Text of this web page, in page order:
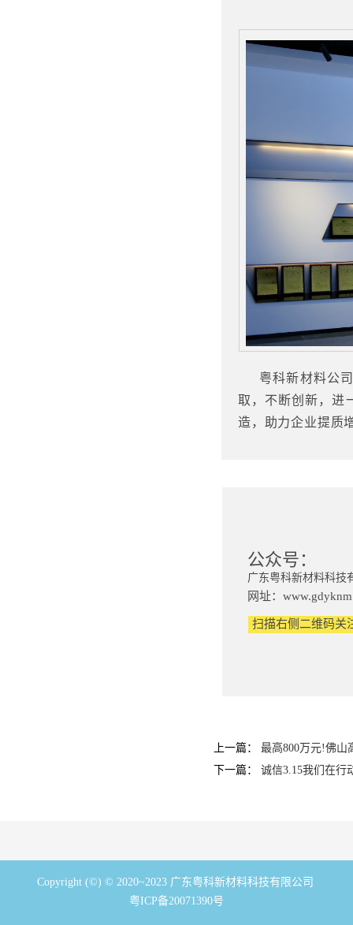
粤科新材料公司
取，不断创新，进
造，助力企业提质
公众号：
广东粤科新材料科技
网址：
扫描右侧二维码关
上一篇： 最高800万元!佛山
下一篇： 诚信3.15我们在行
Copyright (©) © 2020~2023 广东粤科新材料科技有限公司
粤ICP备20071390号